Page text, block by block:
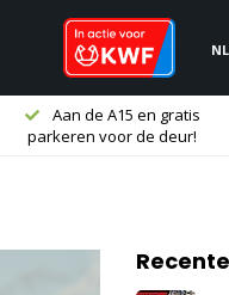
NL
Aan de A15 en gratis
parkeren voor de deur!